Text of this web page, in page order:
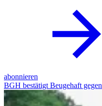
abonnieren
BGH bestätigt Beugehaft